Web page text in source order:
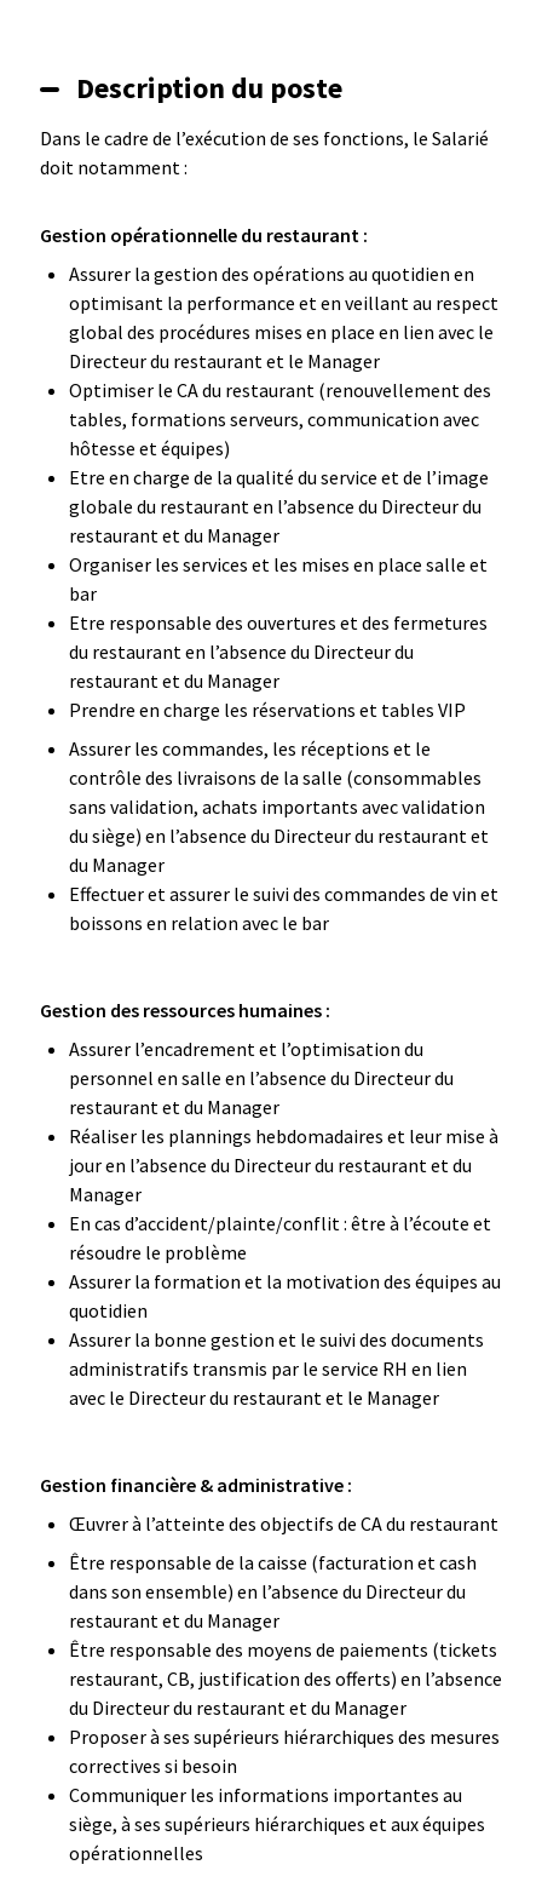
Description du poste
Dans le cadre de l’exécution de ses fonctions, le Salarié
doit notamment :
Gestion opérationnelle du restaurant :
Assurer la gestion des opérations au quotidien en
optimisant la performance et en veillant au respect
global des procédures mises en place en lien avec le
Directeur du restaurant et le Manager
Optimiser le CA du restaurant (renouvellement des
tables, formations serveurs, communication avec
hôtesse et équipes)
Etre en charge de la qualité du service et de l’image
globale du restaurant en l’absence du Directeur du
restaurant et du Manager
Organiser les services et les mises en place salle et
bar
Etre responsable des ouvertures et des fermetures
du restaurant en l’absence du Directeur du
restaurant et du Manager
Prendre en charge les réservations et tables VIP
Assurer les commandes, les réceptions et le
contrôle des livraisons de la salle (consommables
sans validation, achats importants avec validation
du siège) en l’absence du Directeur du restaurant et
du Manager
Effectuer et assurer le suivi des commandes de vin et
boissons en relation avec le bar
Gestion des ressources humaines :
Assurer l’encadrement et l’optimisation du
personnel en salle en l’absence du Directeur du
restaurant et du Manager
Réaliser les plannings hebdomadaires et leur mise à
jour en l’absence du Directeur du restaurant et du
Manager
En cas d’accident/plainte/conflit : être à l’écoute et
résoudre le problème
Assurer la formation et la motivation des équipes au
quotidien
Assurer la bonne gestion et le suivi des documents
administratifs transmis par le service RH en lien
avec le Directeur du restaurant et le Manager
Gestion financière & administrative :
Œuvrer à l’atteinte des objectifs de CA du restaurant
Être responsable de la caisse (facturation et cash
dans son ensemble) en l’absence du Directeur du
restaurant et du Manager
Être responsable des moyens de paiements (tickets
restaurant, CB, justification des offerts) en l’absence
du Directeur du restaurant et du Manager
Proposer à ses supérieurs hiérarchiques des mesures
correctives si besoin
Communiquer les informations importantes au
siège, à ses supérieurs hiérarchiques et aux équipes
opérationnelles